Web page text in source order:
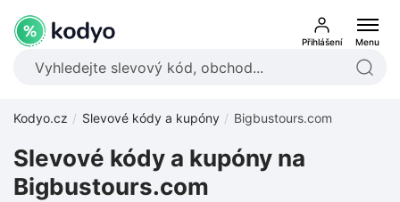
Přihlášení Menu
Kodyo.cz Slevové kódy a kupóny Bigbustours.com
Slevové kódy a kupóny na
Bigbustours.com